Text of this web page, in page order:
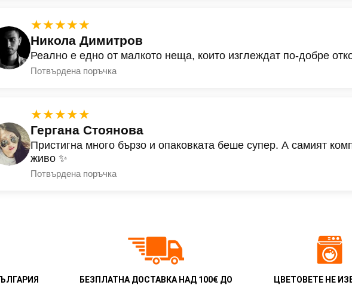
★★★★★
Никола Димитров
Реално е едно от малкото неща, които изглеждат по-добре
Потвърдена поръчка
★★★★★
Гергана Стоянова
Пристигна много бързо и опаковката беше супер. А самият
живо ✨
Потвърдена поръчка
БЕЗПЛАТНА ДОСТАВКА НАД 100€ ДО
ЦВЕТОВЕТЕ НЕ